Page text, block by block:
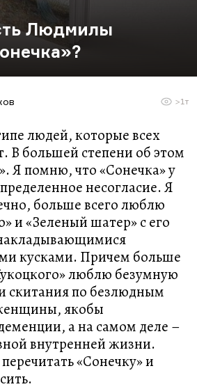
Людмилы
>1т
людей, которые всех
В большей степени об этом
Я помню, что «Сонечка» у
несогласие. Я
больше всего люблю
и «Зеленый шатер» с его
кусками. Причем больше
люблю безумную
скитания по безлюдным
якобы
а на самом деле –
внутренней жизни.
«Сонечку» и